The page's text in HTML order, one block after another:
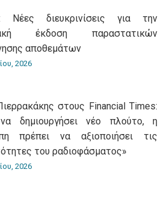
Νέες διευκρινίσεις για την
έκδοση παραστατικών
αποθεμάτων
2026
στους Financial Times:
δημιουργήσει νέο πλούτο, η
πρέπει να αξιοποιήσει τις
του ραδιοφάσματος»
2026